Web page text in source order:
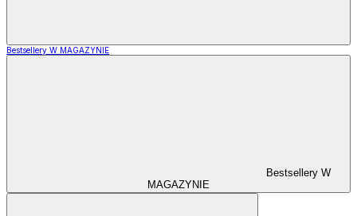
Bestsellery W MAGAZYNIE
Bestsellery W
MAGAZYNIE